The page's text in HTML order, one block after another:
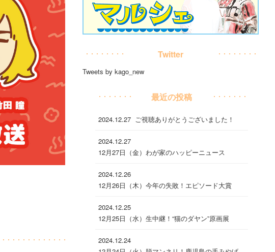
Twitter
Tweets by kago_new
最近の投稿
2024.12.27 ご視聴ありがとうございました！
2024.12.27
12月27日（金）わが家のハッピーニュース
2024.12.26
12月26日（木）今年の失敗！エピソード大賞
2024.12.25
12月25日（水）生中継！“猫のダヤン”原画展
2024.12.24